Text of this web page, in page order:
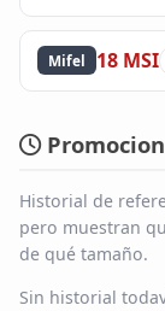
Mifel 18 MSI
Historial de
pero muestran
de qué tamaño.
Sin historial